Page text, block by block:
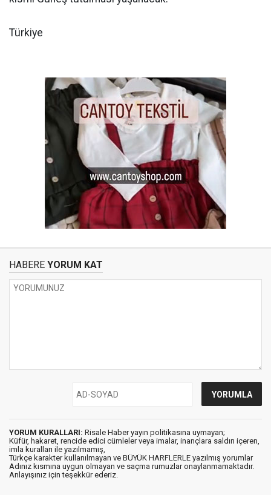
Türkiye
HABERE YORUM KAT
YORUM KURALLARI: Risale Haber yayın politikasına uymayan;
Küfür, hakaret, rencide edici cümleler veya imalar, inançlara saldırı içeren,
imla kuralları ile yazılmamış,
Türkçe karakter kullanılmayan ve BÜYÜK HARFLERLE yazılmış yorumlar
Adınız kısmına uygun olmayan ve saçma rumuzlar onaylanmamaktadır.
Anlayışınız için teşekkür ederiz.